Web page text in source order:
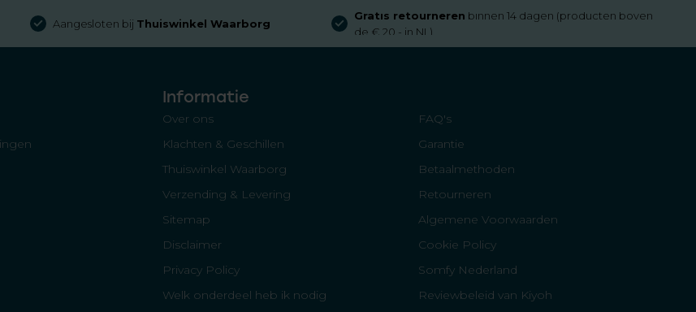
Aangesloten bij Thuiswinkel Waarborg
Gratis retourneren binnen 14 dagen (producten boven
de € 20,- in NL)
Informatie
Over ons
FAQ's
Klachten & Geschillen
Garantie
Thuiswinkel Waarborg
Betaalmethoden
Verzending & Levering
Retourneren
Sitemap
Algemene Voorwaarden
Disclaimer
Cookie Policy
Privacy Policy
Somfy Nederland
Welk onderdeel heb ik nodig
Reviewbeleid van Kiyoh